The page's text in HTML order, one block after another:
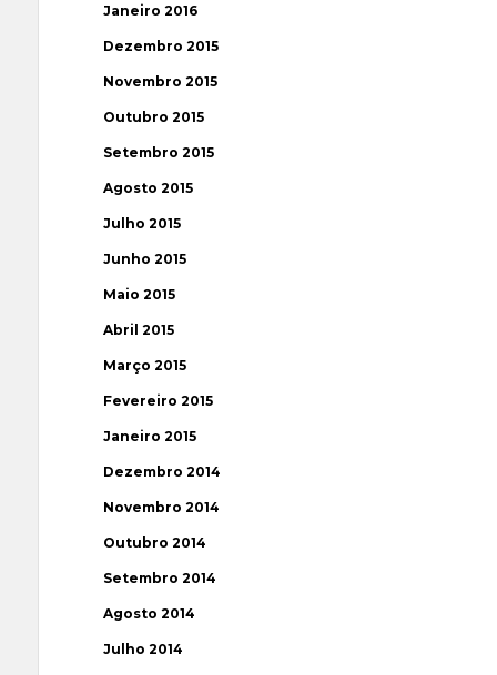
Janeiro 2016
Dezembro 2015
Novembro 2015
Outubro 2015
Setembro 2015
Agosto 2015
Julho 2015
Junho 2015
Maio 2015
Abril 2015
Março 2015
Fevereiro 2015
Janeiro 2015
Dezembro 2014
Novembro 2014
Outubro 2014
Setembro 2014
Agosto 2014
Julho 2014